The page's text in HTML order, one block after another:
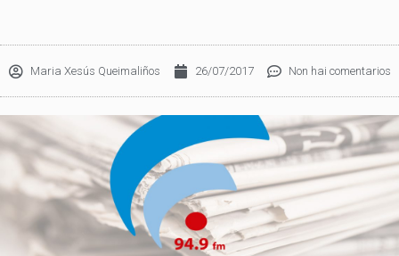
Maria Xesús Queimaliños 26/07/2017 Non hai comentarios